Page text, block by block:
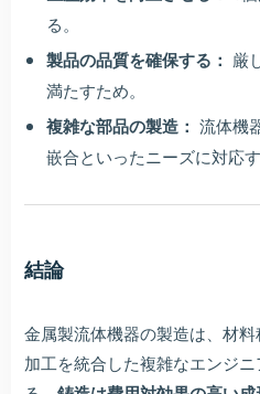
る。
製品の品質を確保する： 厳
満たすため。
複雑な部品の製造： 流体機
嵌合といったニーズに対応す
結論
金属製流体機器の製造は、材
加工を統合した複雑なエンジ